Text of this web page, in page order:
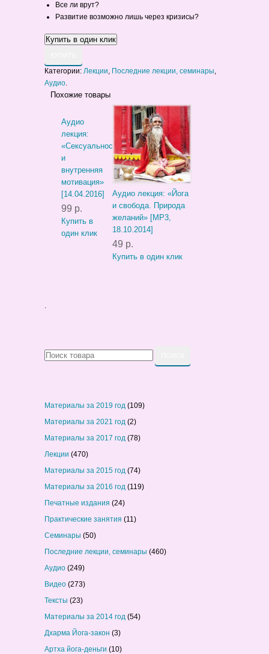
Все ли врут?
Развитие возможно лишь через кризисы?
Категории: Лекции, Последние лекции, семинары,
Аудио.
Похожие товары
Аудио
лекция:
«Сексуальность
и
внутренняя
мотивация»
[14.04.2016]
99 р.
Купить в
один клик
Аудио лекция: «Йога
и свобода. Природа
желаний» [MP3,
18.10.2014]
49 р.
Купить в один клик
Материалы за 2019 год (109)
Материалы за 2021 год (2)
Материалы за 2017 год (78)
Лекции (470)
Материалы за 2015 год (74)
Материалы за 2016 год (119)
Печатные издания (24)
Практические занятия (11)
Семинары (50)
Последние лекции, семинары (460)
Аудио (249)
Видео (273)
Тексты (23)
Материалы за 2014 год (54)
Дхарма Йога-закон (3)
Артха йога-деньги (10)